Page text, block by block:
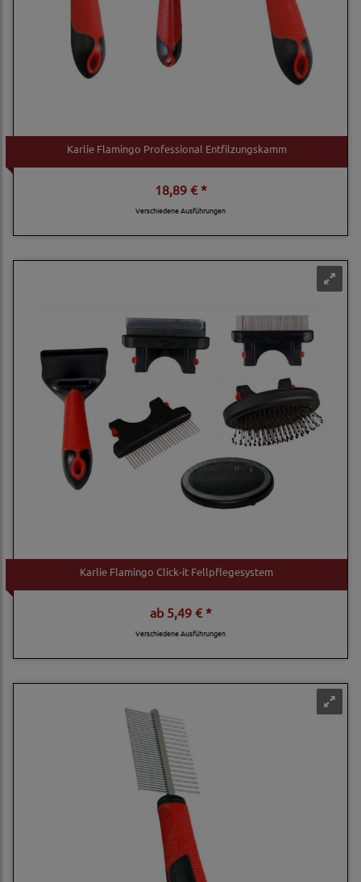
Karlie Flamingo Professional Entfilzungskamm
18,89 € *
Verschiedene Ausführungen
Karlie Flamingo Click-it Fellpflegesystem
ab5,49 € *
Verschiedene Ausführungen